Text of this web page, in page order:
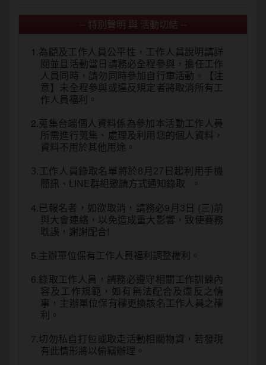
-- 特別聲明 與 活動切結 --
1.為顧及工作人員公平性，工作人員說明請詳
閱並且活動當日請務必全程參與，擔任工作
人員同時，請勿同時參加自行車活動。【注
意】未全程參與或違反規定者將取消所有工
作人員福利。
2.蒐集台端個人資料係為參加本活動工作人員
所需進行蒐集、處理及利用您的個人資料，
資料不用於其他用途。
3.工作人員錄取名單將於8月27日起利用手機
簡訊、LINE群組邀請方式通知錄取
。
4.已報名者，如欲取消，請務必9月3日 (三)前
與大會連絡，以免造成重大影響，致使賽務
耽誤，謝謝配合!
5.主辦單位保有工作人員福利調整權利。
6.錄取工作人員，請務必遵守相關工作訓練內
容及工作規範，如有無法配合及違反之情
事，主辦單位保有權更換該名工作人員之權
利。
7.切勿私自打包或取走活動相關物資，若發現
有此情形將以偷竊辦理。